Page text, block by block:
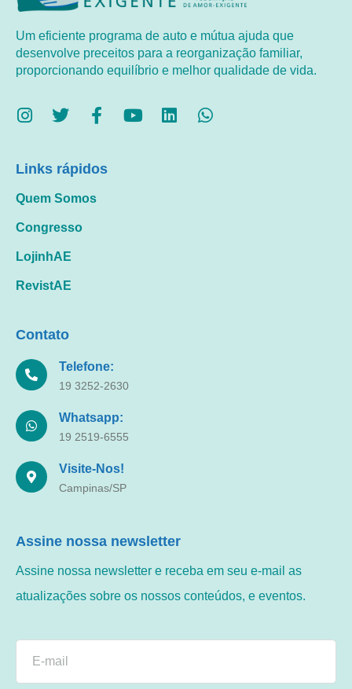
Um eficiente programa de auto e mútua ajuda que
desenvolve preceitos para a reorganização familiar,
proporcionando equilíbrio e melhor qualidade de vida.
Links rápidos
Quem Somos
Congresso
LojinhAE
RevistAE
Contato
Telefone:
19 3252-2630
Whatsapp:
19 2519-6555
Visite-Nos!
Campinas/SP
Assine nossa newsletter
Assine nossa newsletter e receba em seu e-mail as
atualizações sobre os nossos conteúdos, e eventos.